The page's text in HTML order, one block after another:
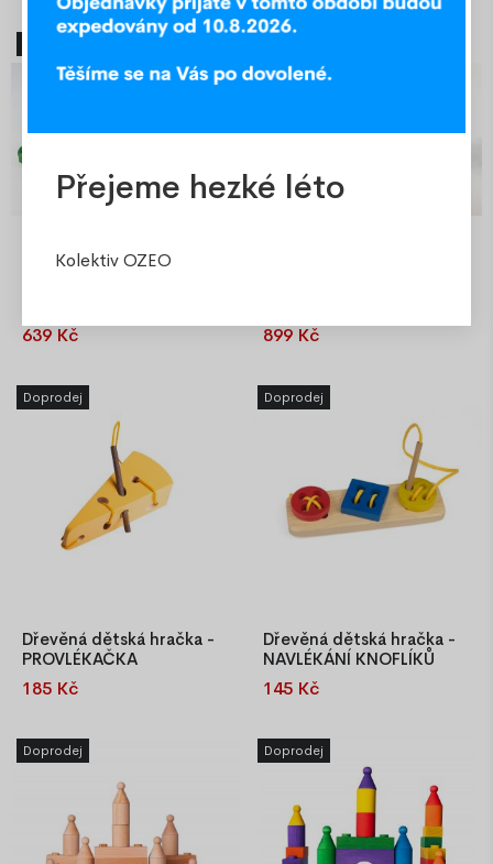
barevných kostek. Jejich
přemisťování a aranžování
formuje kreativitu a schopnost
barevných kostek. Jejich
přemisťování a aranžování
formuje kreativitu a schopnost
Sada se skládá z 27
přemisťování a aranžování
rozvíjí koordinaci dítěte,
formuje kreativitu a schopnost
koncentrace a hlavně dělá
dětem radost.
639 Kč
Sada se skládá z 28
přemisťování a aranžování
rozvíjí koordinaci dítěte,
formuje kreativitu a schopnost
koncentrace a hlavně dělá
dětem radost.
899 Kč
Doprodej
Dřevěná dětská hračka -
PROVLÉKAČKA
Tato dřevěná hračka pro
kreativitu a je výborným
tréninkem jemné motoriky a
logického myšlení. A
samozřejmě je to skvělá
zábava jak pro dítě, tak pro
rodiče!
185 Kč
Doprodej
Dřevěná dětská hračka -
NAVLÉKÁNÍ KNOFLÍKŮ
Tato dřevěná hračka pro
základy šití, ale také rozvíjí
jejich fantazii, kreativitu a je
výborným tréninkem jemné
motoriky a logického
myšlení. A samozřejmě je to
skvělá zábava jak pro dítě, tak
145 Kč
Doprodej Doprodej
Přejeme hezké léto
Kolektiv OZEO